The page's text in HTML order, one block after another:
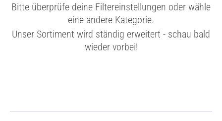
Bitte überprüfe deine Filtereinstellungen oder wähle
eine andere Kategorie.
Unser Sortiment wird ständig erweitert - schau bald
wieder vorbei!